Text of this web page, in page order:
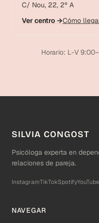
C/ Nou, 22, 2º A
Ver centro →Cómo
Horario: L-V
SILVIA CONGOST
Psicóloga experta en
relaciones de pareja.
InstagramTikTokSpotifyYouTube
NAVEGAR